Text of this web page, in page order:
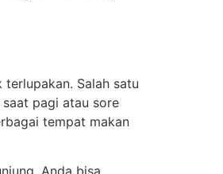
Salah satu
pagi atau sore
tempat makan